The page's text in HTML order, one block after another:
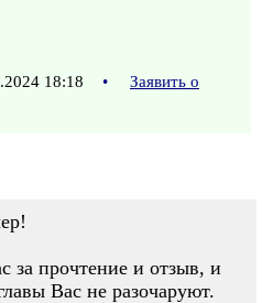
18:18 •
Заявить о
за прочтение и отзыв, и
Вас не разочаруют.